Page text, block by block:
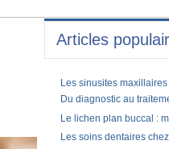
Articles
Les sinusites
Du diagnostic au
Le lichen plan buccal :
Les soins dentaires